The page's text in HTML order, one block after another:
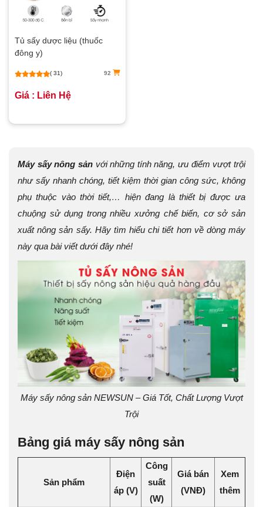
Tủ sấy dược liệu (thuốc
đông y)
( 31) 92
Giá : Liên Hệ
Máy sấy nông sảnvới những tính năng, ưu điểm vượt trội
như sấy nhanh chóng, tiết kiệm thời gian công sức, không
phụ thuộc vào thời tiết,… hiện đang là thiết bị được ưa
chuộng sử dụng trong nhiều xưởng chế biến, cơ sở sản
xuất nông sản sấy. Hãy tìm hiểu chi tiết hơn về dòng máy
này qua bài viết dưới đây nhé!
Máy sấy nông sản NEWSUN – Giá Tốt, Chất Lượng Vượt
Trội
Bảng giá máy sấy nông sản
Sản phẩm
Điện
áp (V)
Công
suất
(W)
Giá bán
(VNĐ)
Xem
thêm